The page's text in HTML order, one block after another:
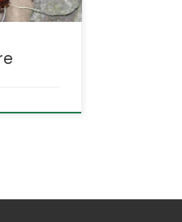
:
la chenille
(à cause